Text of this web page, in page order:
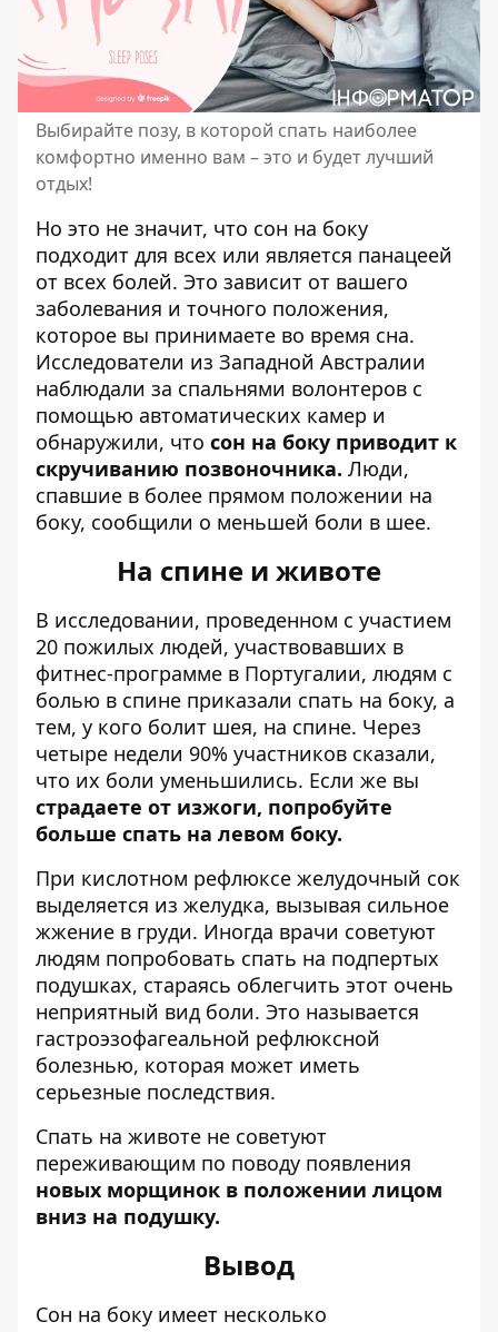
Выбирайте позу, в которой спать наиболее
комфортно именно вам – это и будет лучший
отдых!
Но это не значит, что сон на боку
подходит для всех или является панацеей
от всех болей. Это зависит от вашего
заболевания и точного положения,
которое вы принимаете во время сна.
Исследователи из Западной Австралии
наблюдали за спальнями волонтеров с
помощью автоматических камер и
обнаружили, что сон на боку приводит к
скручиванию позвоночника. Люди,
спавшие в более прямом положении на
боку, сообщили о меньшей боли в шее.
На спине и животе
В исследовании, проведенном с участием
20 пожилых людей, участвовавших в
фитнес-программе в Португалии, людям с
болью в спине приказали спать на боку, а
тем, у кого болит шея, на спине. Через
четыре недели 90% участников сказали,
что их боли уменьшились. Если же вы
страдаете от изжоги, попробуйте
больше спать на левом боку.
При кислотном рефлюксе желудочный сок
выделяется из желудка, вызывая сильное
жжение в груди. Иногда врачи советуют
людям попробовать спать на подпертых
подушках, стараясь облегчить этот очень
неприятный вид боли. Это называется
гастроэзофагеальной рефлюксной
болезнью, которая может иметь
серьезные последствия.
Спать на животе не советуют
переживающим по поводу появления
новых морщинок в положении лицом
вниз на подушку.
Вывод
Сон на боку имеет несколько